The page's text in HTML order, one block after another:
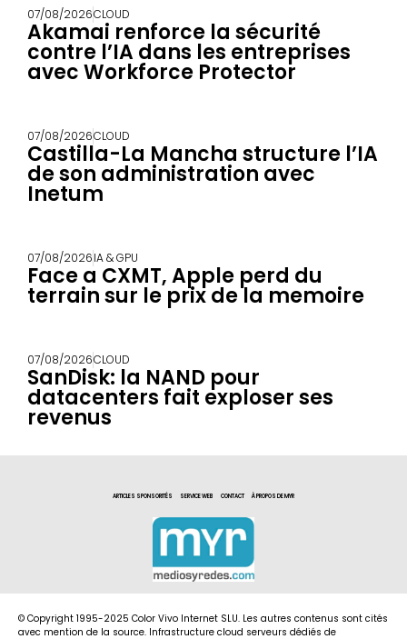
07/08/2026CLOUD
Akamai renforce la sécurité
contre l’IA dans les entreprises
avec Workforce Protector
07/08/2026CLOUD
Castilla-La Mancha structure l’IA
de son administration avec
Inetum
07/08/2026IA & GPU
Face a CXMT, Apple perd du
terrain sur le prix de la memoire
07/08/2026CLOUD
SanDisk: la NAND pour
datacenters fait exploser ses
revenus
ARTICLES SPONSORITÉS SERVICE WEB CONTACT À PROPOS DE MYR
© Copyright 1995-2025 Color Vivo Internet SLU. Les autres contenus sont cités
avec mention de la source. Infrastructure cloud serveurs dédiés de